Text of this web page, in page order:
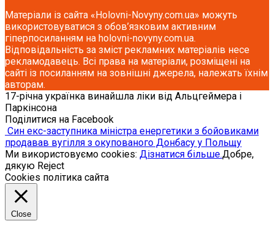
Матеріали із сайта «Holovni-Novyny.com.ua» можуть
використовуватися з обов’язковим активним
гіперпосиланням на holovni-novyny.com.ua.
Відповідальність за зміст рекламних матеріалів несе
рекламодавець. Всі права на матеріали, розміщені на
сайті із посиланням на зовнішні джерела, належать їхнім
авторам.
17-річна українка винайшла ліки від Альцгеймера і
Паркінсона
Поділитися на Facebook
Син екс-заступника міністра енергетики з бойовиками
продавав вугілля з окупованого Донбасу у Польщу
Ми використовуємо cookies: Дізнатися більше.Добре,
дякую Reject
Cookies політика сайта
Close